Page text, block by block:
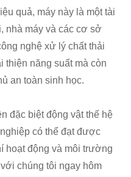
quả, máy này là một tài
nhà máy và các cơ sở
nghệ xử lý chất thải
thiện năng suất mà còn
an toàn sinh học.
đặc biệt động vật thế hệ
có thể đạt được
hoạt động và môi trường
chúng tôi ngay hôm